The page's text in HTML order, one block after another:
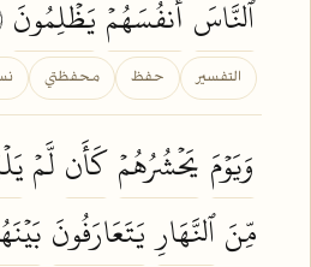
ٱلنَّاسَ أَنفُسَهُمۡ يَظۡلِمُونَ
التفسير حفظ محفظتي
وَيَوۡمَ يَحۡشُرُهُمۡكَأَن لَّمۡ
مِّنَٱلنَّهَارِ يَتَعَارَفُونَ